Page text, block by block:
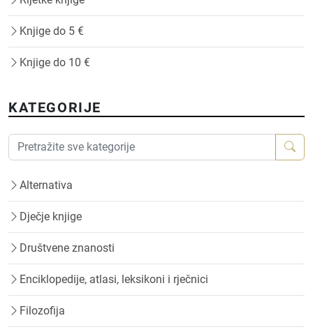
Knjige do 5 €
Knjige do 10 €
KATEGORIJE
Alternativa
Dječje knjige
Društvene znanosti
Enciklopedije, atlasi, leksikoni i rječnici
Filozofija